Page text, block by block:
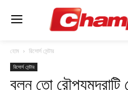
হোম রিসোর্স সেন্টার
রিসোর্স সেন্টার
বলুন তো রৌপ্যমুদ্রাটি